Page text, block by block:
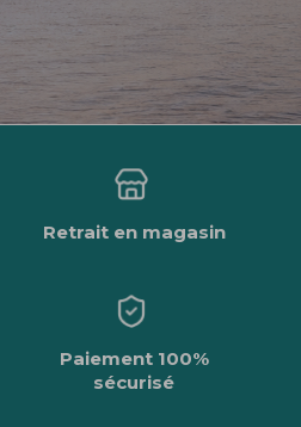
Retrait en magasin
Paiement 100%
sécurisé